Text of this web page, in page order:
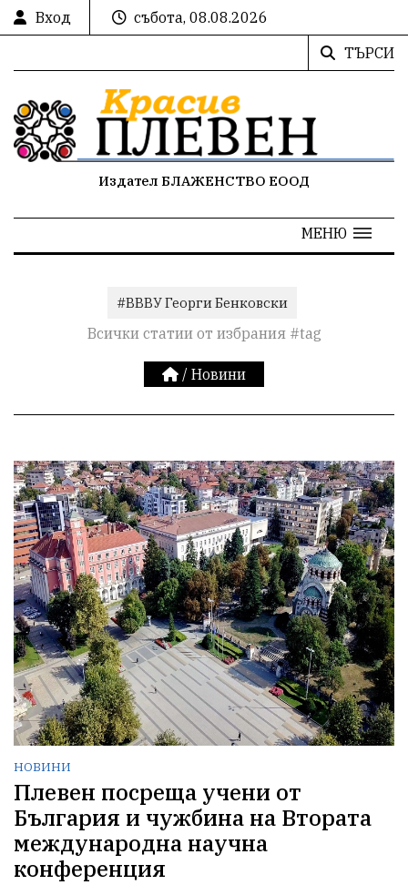
Вход
събота, 08.08.2026
ТЪРСИ
Издател БЛАЖЕНСТВО ЕООД
МЕНЮ
#ВВВУ Георги Бенковски
Всички статии от избрания #tag
/ Новини
НОВИНИ
Плевен посреща учени от
България и чужбина на Втората
международна научна
конференция